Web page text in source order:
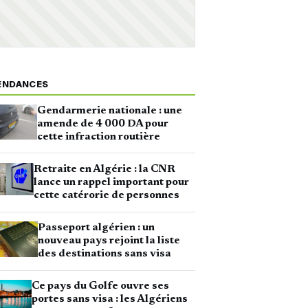
Gendarmerie nationale : une
amende de 4 000 DA pour
cette infraction routière
Retraite en Algérie : la CNR
lance un rappel important pour
cette catérorie de personnes
Passeport algérien : un
nouveau pays rejoint la liste
des destinations sans visa
Ce pays du Golfe ouvre ses
portes sans visa : les Algériens